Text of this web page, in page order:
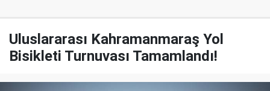
Uluslararası Kahramanmaraş Yol
Bisikleti Turnuvası Tamamlandı!